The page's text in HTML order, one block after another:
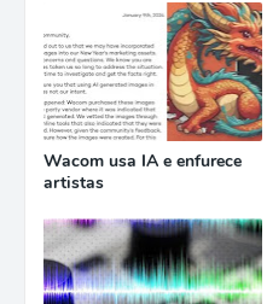
Wacom usa IA e enfurece
artistas